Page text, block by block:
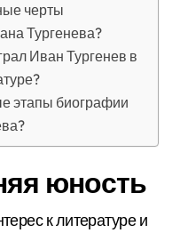
черты
Тургенева?
Иван Тургенев в
этапы биографии
юность
к литературе и